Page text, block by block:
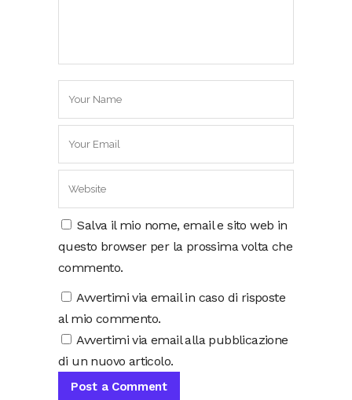
Salva il mio nome, email e sito web in
questo browser per la prossima volta che
commento.
Avvertimi via email in caso di risposte
al mio commento.
Avvertimi via email alla pubblicazione
di un nuovo articolo.